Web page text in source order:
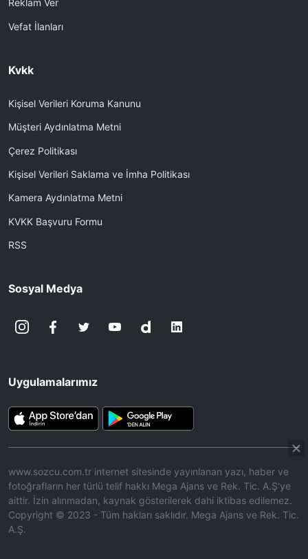
Reklam Ver
Vefat İlanları
Kvkk
Kişisel Verileri Koruma Kanunu
Müşteri Aydınlatma Metni
Çerez Politikası
Kişisel Verileri Saklama ve İmha Politikası
Kamera Aydınlatma Metni
KVKK Başvuru Formu
RSS
Sosyal Medya
Uygulamalarımız
www.sozcu.com.tr internet sitesinde yayınlanan yazı, haber ve
fotoğrafların her türlü telif hakkı Mega Ajans ve Rek. Tic. A.Ş'ye
aittir. İzin alınmadan, kaynak gösterilerek dahi iktibas edilemez.
Copyright © 2023 - Tüm hakları saklıdır. Mega Ajans ve Rek. Tic.
A.Ş.